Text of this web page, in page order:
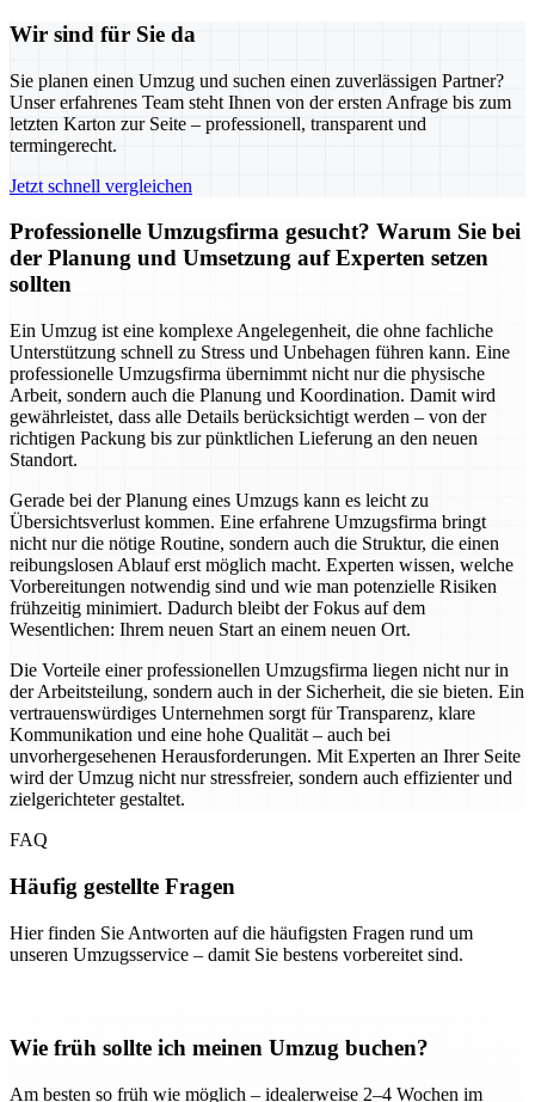
Wir sind für Sie da
Sie planen einen Umzug und suchen einen zuverlässigen Partner?
Unser erfahrenes Team steht Ihnen von der ersten Anfrage bis zum
letzten Karton zur Seite – professionell, transparent und
termingerecht.
Jetzt schnell vergleichen
Professionelle Umzugsfirma gesucht? Warum Sie bei
der Planung und Umsetzung auf Experten setzen
sollten
Ein Umzug ist eine komplexe Angelegenheit, die ohne fachliche
Unterstützung schnell zu Stress und Unbehagen führen kann. Eine
professionelle Umzugsfirma übernimmt nicht nur die physische
Arbeit, sondern auch die Planung und Koordination. Damit wird
gewährleistet, dass alle Details berücksichtigt werden – von der
richtigen Packung bis zur pünktlichen Lieferung an den neuen
Standort.
Gerade bei der Planung eines Umzugs kann es leicht zu
Übersichtsverlust kommen. Eine erfahrene Umzugsfirma bringt
nicht nur die nötige Routine, sondern auch die Struktur, die einen
reibungslosen Ablauf erst möglich macht. Experten wissen, welche
Vorbereitungen notwendig sind und wie man potenzielle Risiken
frühzeitig minimiert. Dadurch bleibt der Fokus auf dem
Wesentlichen: Ihrem neuen Start an einem neuen Ort.
Die Vorteile einer professionellen Umzugsfirma liegen nicht nur in
der Arbeitsteilung, sondern auch in der Sicherheit, die sie bieten. Ein
vertrauenswürdiges Unternehmen sorgt für Transparenz, klare
Kommunikation und eine hohe Qualität – auch bei
unvorhergesehenen Herausforderungen. Mit Experten an Ihrer Seite
wird der Umzug nicht nur stressfreier, sondern auch effizienter und
zielgerichteter gestaltet.
FAQ
Häufig gestellte Fragen
Hier finden Sie Antworten auf die häufigsten Fragen rund um
unseren Umzugsservice – damit Sie bestens vorbereitet sind.
Wie früh sollte ich meinen Umzug buchen?
Am besten so früh wie möglich – idealerweise 2–4 Wochen im